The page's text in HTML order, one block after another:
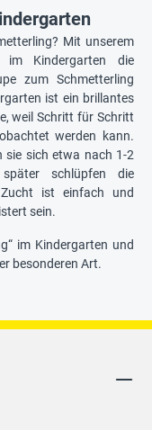
Mit unserem
im Kindergarten die
zum Schmetterling
ist ein brillantes
weil Schritt für Schritt
werden kann.
sie sich etwa nach 1-2
schlüpfen die
ist einfach und
sein.
im Kindergarten und
besonderen Art.